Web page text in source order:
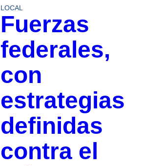
LOCAL
Fuerzas
federales,
con
estrategias
definidas
contra el